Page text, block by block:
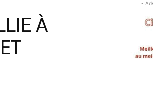
À
-